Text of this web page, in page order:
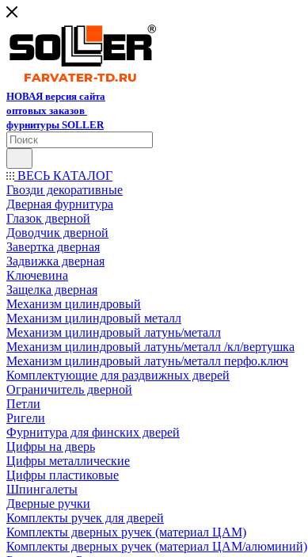
НОВАЯ версия сайта
оптовых заказов
фурнитуры SOLLER
ВЕСЬ КАТАЛОГ
Гвозди декоративные
Дверная фурнитура
Глазок дверной
Доводчик дверной
Завертка дверная
Задвижка дверная
Ключевина
Защелка дверная
Механизм цилиндровый
Механизм цилиндровый металл
Механизм цилиндровый латунь/металл
Механизм цилиндровый латунь/металл /кл/вертушка
Механизм цилиндровый латунь/металл перфо.ключ
Комплектующие для раздвижных дверей
Ограничитель дверной
Петли
Ригели
Фурнитура для финских дверей
Цифры на дверь
Цифры металлические
Цифры пластиковые
Шпингалеты
Дверные ручки
Комплекты ручек для дверей
Комплекты дверных ручек (материал ЦАМ)
Комплекты дверных ручек (материал ЦАМ/алюминий)